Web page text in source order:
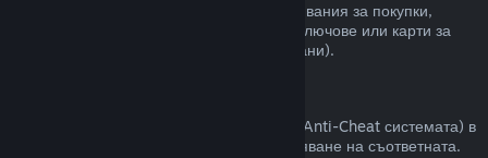
Valve не може да предостави възстановявания за покупки,
направени извън Steam (например, CD ключове или карти за
Steam портфейла закупени от трети страни).
Ако сте получили забрана от VAC (Valve Anti-Cheat системата) в
някоя игра, губите правото за възстановяване на съответната.